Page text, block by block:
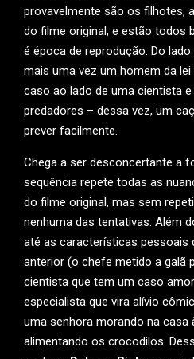
provavelmente são os filhotes,
do filme original, e estão todos
é época de reprodução. Do
mais uma vez um homem da
caso ao lado de uma cientista e
predadores – dessa vez, um
prever facilmente.
Chega a ser desconcertante a
sequência repete todas as
do filme original, mas sem
nenhuma das tentativas. Além
até as características pessoais
anterior (o chefe metido a galã
cientista que tem um caso
especialista que vira alívio
uma senhora morando na casa
alimentando os crocodilos.